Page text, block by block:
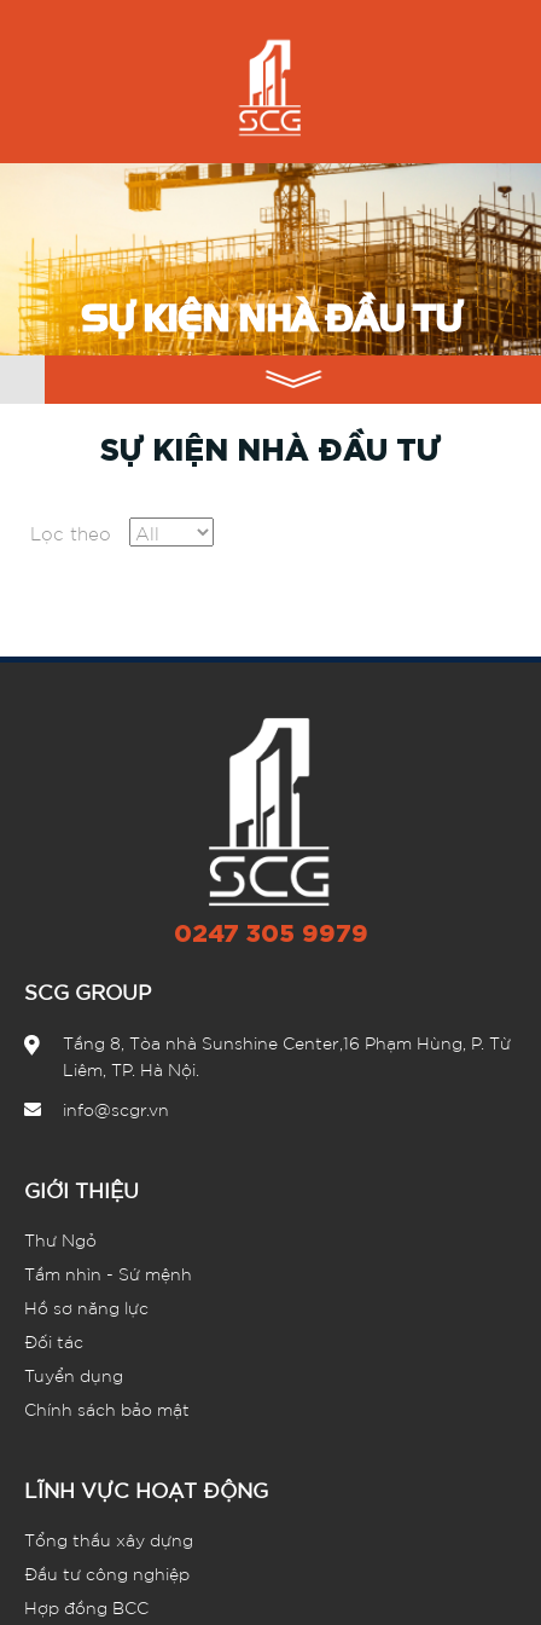
SỰ KIỆN NHÀ ĐẦU TƯ
SỰ KIỆN NHÀ ĐẦU TƯ
Lọc theo
0247 305 9979
SCG GROUP
Tầng 8, Tòa nhà Sunshine Center,16 Phạm Hùng, P. Từ
Liêm, TP. Hà Nội.
info@scgr.vn
GIỚI THIỆU
Thư Ngỏ
Tầm nhìn - Sứ mệnh
Hồ sơ năng lực
Đối tác
Tuyển dụng
Chính sách bảo mật
LĨNH VỰC HOẠT ĐỘNG
Tổng thầu xây dựng
Đầu tư công nghiệp
Hợp đồng BCC